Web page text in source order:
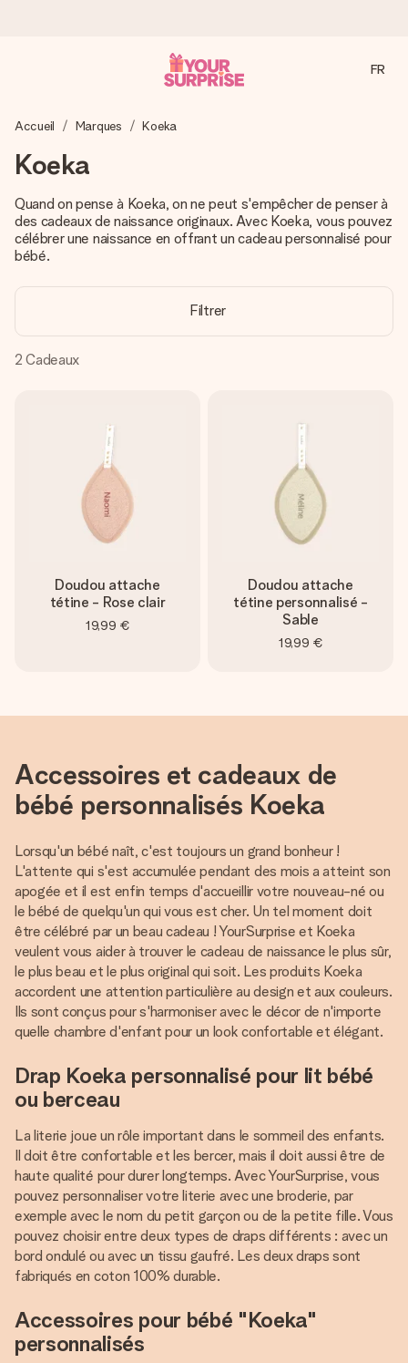
Nous préparons votre cadeau avec attention et l’envoyons
quand cela compte le plus.
4,8 (sur la base de +15 000 avis)
une note de 4,8 sur Google Reviews (total de tous les
pays où nous sommes présents).
son prénom, votre photo ou un message qui touche le cœur.
Sans complications, juste tout l’amour pour le moment idéal.
FR
Accueil Marques Koeka
Koeka
Quand on pense à Koeka, on ne peut s'empêcher de penser à
des cadeaux de naissance originaux. Avec Koeka, vous pouvez
célébrer une naissance en offrant un cadeau personnalisé pour
bébé.
Filtrer
2 Cadeaux
Doudou attache
tétine - Rose clair
19,99 €
Doudou attache
tétine personnalisé -
Sable
19,99 €
Accessoires et cadeaux de
bébé personnalisés Koeka
Lorsqu'un bébé naît, c'est toujours un grand bonheur !
L'attente qui s'est accumulée pendant des mois a atteint son
apogée et il est enfin temps d'accueillir votre nouveau-né ou
le bébé de quelqu'un qui vous est cher. Un tel moment doit
être célébré par un beau cadeau ! YourSurprise et Koeka
veulent vous aider à trouver le cadeau de naissance le plus sûr,
le plus beau et le plus original qui soit. Les produits Koeka
accordent une attention particulière au design et aux couleurs.
Ils sont conçus pour s'harmoniser avec le décor de n'importe
quelle chambre d'enfant pour un look confortable et élégant.
Drap Koeka personnalisé pour lit bébé
ou berceau
La literie joue un rôle important dans le sommeil des enfants.
Il doit être confortable et les bercer, mais il doit aussi être de
haute qualité pour durer longtemps. Avec YourSurprise, vous
pouvez personnaliser votre literie avec une broderie, par
exemple avec le nom du petit garçon ou de la petite fille. Vous
pouvez choisir entre deux types de draps différents : avec un
bord ondulé ou avec un tissu gaufré. Les deux draps sont
fabriqués en coton 100% durable.
Accessoires pour bébé "Koeka"
personnalisés